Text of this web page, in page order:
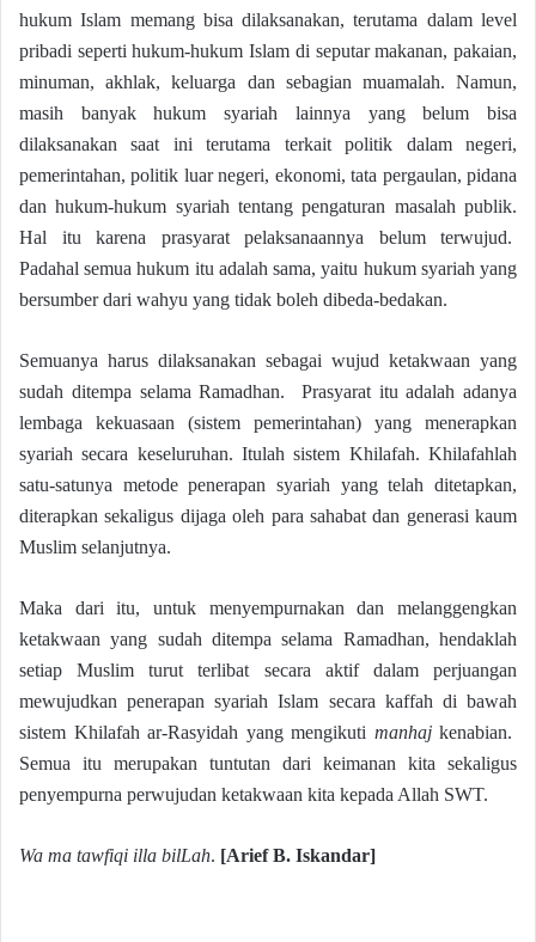
hukum Islam memang bisa dilaksanakan, terutama dalam level
pribadi seperti hukum-hukum Islam di seputar makanan, pakaian,
minuman, akhlak, keluarga dan sebagian muamalah. Namun,
masih banyak hukum syariah lainnya yang belum bisa
dilaksanakan saat ini terutama terkait politik dalam negeri,
pemerintahan, politik luar negeri, ekonomi, tata pergaulan, pidana
dan hukum-hukum syariah tentang pengaturan masalah publik.
Hal itu karena prasyarat pelaksanaannya belum terwujud.
Padahal semua hukum itu adalah sama, yaitu hukum syariah yang
bersumber dari wahyu yang tidak boleh dibeda-bedakan.
Semuanya harus dilaksanakan sebagai wujud ketakwaan yang
sudah ditempa selama Ramadhan. Prasyarat itu adalah adanya
lembaga kekuasaan (sistem pemerintahan) yang menerapkan
syariah secara keseluruhan. Itulah sistem Khilafah. Khilafahlah
satu-satunya metode penerapan syariah yang telah ditetapkan,
diterapkan sekaligus dijaga oleh para sahabat dan generasi kaum
Muslim selanjutnya.
Maka dari itu, untuk menyempurnakan dan melanggengkan
ketakwaan yang sudah ditempa selama Ramadhan, hendaklah
setiap Muslim turut terlibat secara aktif dalam perjuangan
mewujudkan penerapan syariah Islam secara kaffah di bawah
sistem Khilafah ar-Rasyidah yang mengikuti manhajkenabian.
Semua itu merupakan tuntutan dari keimanan kita sekaligus
penyempurna perwujudan ketakwaan kita kepada Allah SWT.
Wa ma tawfiqi illa bilLah. [Arief B. Iskandar]